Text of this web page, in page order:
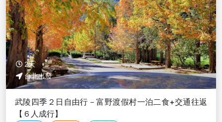
2天
台北出發
武陵四季２日自由行－富野渡假村一泊二食+交通往返
【６人成行】